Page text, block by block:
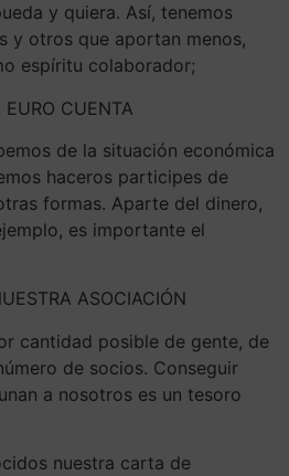
y quiera. Así, tenemos
y otros que aportan menos,
espíritu colaborador;
EURO CUENTA
de la situación económica
haceros participes de
formas. Aparte del dinero,
es importante el
ASOCIACIÓN
cantidad posible de gente, de
de socios. Conseguir
a nosotros es un tesoro
nuestra carta de